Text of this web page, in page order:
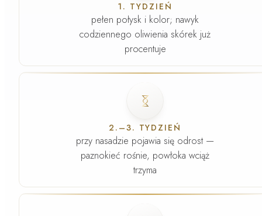
1. TYDZIEŃ
pełen połysk i kolor; nawyk
codziennego oliwienia skórek już
procentuje
2.–3. TYDZIEŃ
przy nasadzie pojawia się odrost —
paznokieć rośnie, powłoka wciąż
trzyma